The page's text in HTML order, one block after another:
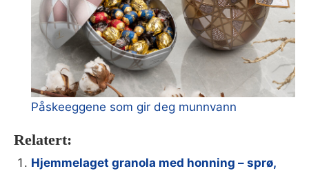
Påskeeggene som gir deg munnvann
Relatert:
Hjemmelaget granola med honning – sprø,